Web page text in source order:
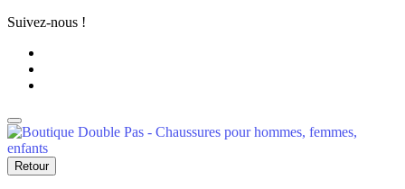
Suivez-nous !
Retour